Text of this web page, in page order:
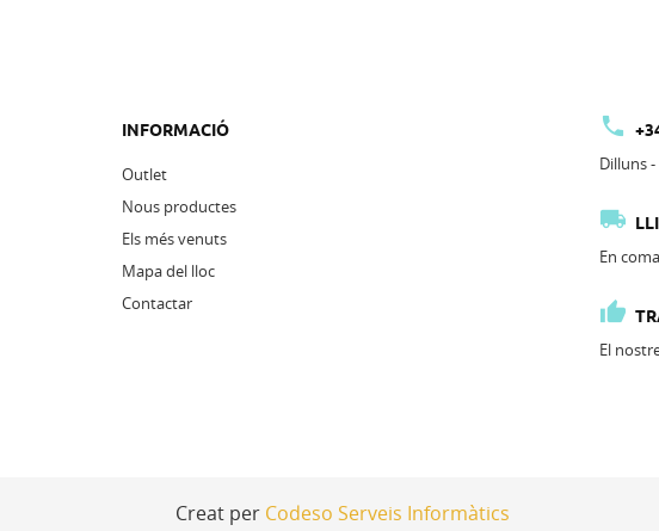
INFORMACIÓ
Outlet
Nous productes
Els més venuts
Mapa del lloc
Contactar

Dilluns

En

El
Creat per Codeso Serveis Informàtics